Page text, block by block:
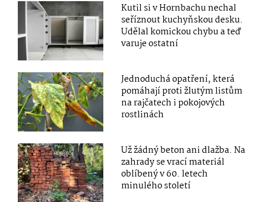
Kutil si v Hornbachu nechal
seříznout kuchyňskou desku.
Udělal komickou chybu a teď
varuje ostatní
Jednoduchá opatření, která
pomáhají proti žlutým listům
na rajčatech i pokojových
rostlinách
Už žádný beton ani dlažba. Na
zahrady se vrací materiál
oblíbený v 60. letech
minulého století